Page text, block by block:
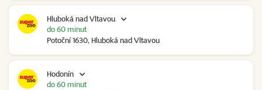
Hluboká nad Vltavou
Potoční 1630, Hluboká nad Vltavou
do 60 minut
Hodonín
do 60 minut